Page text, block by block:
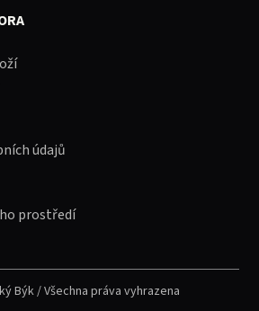
údajů
prostředí
Býk / Všechna práva vyhrazena